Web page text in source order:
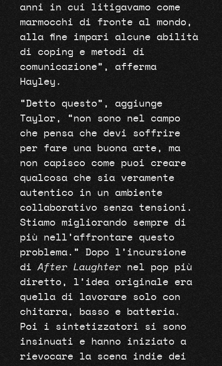
anni in cui litigavamo come
marmocchi di fronte al mondo,
alla fine impari alcune abilità
di coping e metodi di
comunicazione”, afferma
Hayley.
“Detto questo”, aggiunge
Taylor, “non sono nel campo
che pensa che devi soffrire
per fare una buona arte, ma
non capisco come puoi creare
qualcosa che sia veramente
autentico in un ambiente
collaborativo senza tensioni.
Stiamo migliorando sempre di
più nell’affrontare questo
problema.” Dopo l’incursione
diAfter Laughternel pop più
diretto, l’idea originale era
quella di lavorare solo con
chitarra, basso e batteria.
Poi i sintetizzatori si sono
insinuati e hanno iniziato a
rievocare la scena indie dei